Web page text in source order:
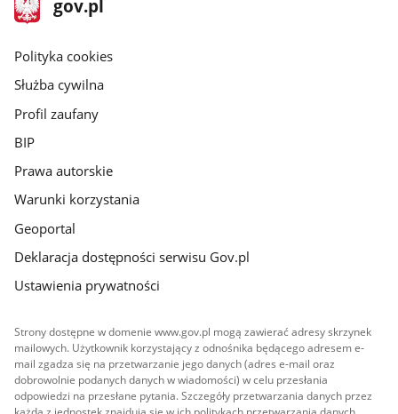
gov.pl
gov.pl
gov.pl
Polityka cookies
Służba cywilna
Profil zaufany
BIP
Prawa autorskie
Warunki korzystania
Geoportal
Deklaracja dostępności serwisu Gov.pl
Ustawienia prywatności
Strony dostępne w domenie www.gov.pl mogą zawierać adresy skrzynek
mailowych. Użytkownik korzystający z odnośnika będącego adresem e-
mail zgadza się na przetwarzanie jego danych (adres e-mail oraz
dobrowolnie podanych danych w wiadomości) w celu przesłania
odpowiedzi na przesłane pytania. Szczegóły przetwarzania danych przez